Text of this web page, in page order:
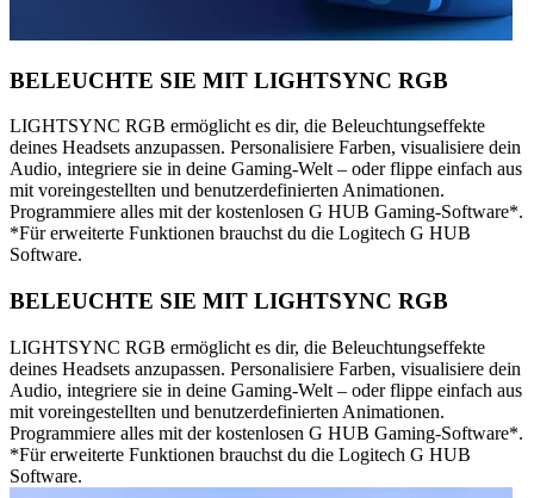
BELEUCHTE SIE MIT LIGHTSYNC RGB
LIGHTSYNC RGB ermöglicht es dir, die Beleuchtungseffekte
deines Headsets anzupassen. Personalisiere Farben, visualisiere dein
Audio, integriere sie in deine Gaming-Welt – oder flippe einfach aus
mit voreingestellten und benutzerdefinierten Animationen.
Programmiere alles mit der kostenlosen G HUB Gaming-Software*.
*Für erweiterte Funktionen brauchst du die Logitech G HUB
Software.
BELEUCHTE SIE MIT LIGHTSYNC RGB
LIGHTSYNC RGB ermöglicht es dir, die Beleuchtungseffekte
deines Headsets anzupassen. Personalisiere Farben, visualisiere dein
Audio, integriere sie in deine Gaming-Welt – oder flippe einfach aus
mit voreingestellten und benutzerdefinierten Animationen.
Programmiere alles mit der kostenlosen G HUB Gaming-Software*.
*Für erweiterte Funktionen brauchst du die Logitech G HUB
Software.